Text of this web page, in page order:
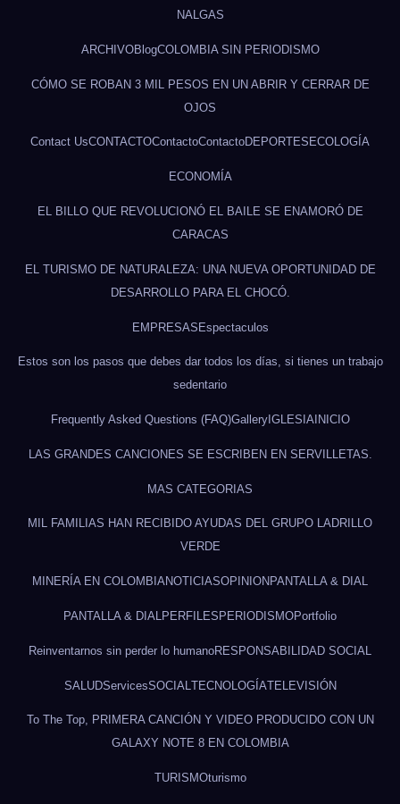
NALGAS
ARCHIVOBlogCOLOMBIA SIN PERIODISMO
CÓMO SE ROBAN 3 MIL PESOS EN UN ABRIR Y CERRAR DE
OJOS
Contact UsCONTACTOContactoContactoDEPORTES ECOLOGÍA
ECONOMÍA
EL BILLO QUE REVOLUCIONÓ EL BAILE SE ENAMORÓ DE
CARACAS
EL TURISMO DE NATURALEZA: UNA NUEVA OPORTUNIDAD DE
DESARROLLO PARA EL CHOCÓ.
EMPRESASEspectaculos
Estos son los pasos que debes dar todos los días, si tienes un trabajo
sedentario
Frequently Asked Questions (FAQ)GalleryIGLESIAINICIO
LAS GRANDES CANCIONES SE ESCRIBEN EN SERVILLETAS.
MAS CATEGORIAS
MIL FAMILIAS HAN RECIBIDO AYUDAS DEL GRUPO LADRILLO
VERDE
MINERÍA EN COLOMBIANOTICIASOPINION PANTALLA & DIAL
PANTALLA & DIALPERFILES PERIODISMOPortfolio
Reinventarnos sin perder lo humanoRESPONSABILIDAD SOCIAL
SALUDServicesSOCIAL TECNOLOGÍATELEVISIÓN
To The Top, PRIMERA CANCIÓN Y VIDEO PRODUCIDO CON UN
GALAXY NOTE 8 EN COLOMBIA
TURISMOturismo